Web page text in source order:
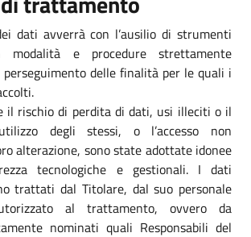
dati avverrà con l’ausilio di strumenti
modalità e procedure strettamente
perseguimento delle finalità per le quali i
il rischio di perdita di dati, usi illeciti o il
degli stessi, o l’accesso non
alterazione, sono state adottate idonee
tecnologiche e gestionali. I dati
trattati dal Titolare, dal suo personale
al trattamento, ovvero da
nominati quali Responsabili del